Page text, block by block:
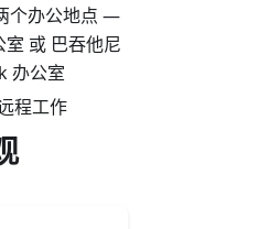
个办公地点 —
或 巴吞他尼
办公室
程工作